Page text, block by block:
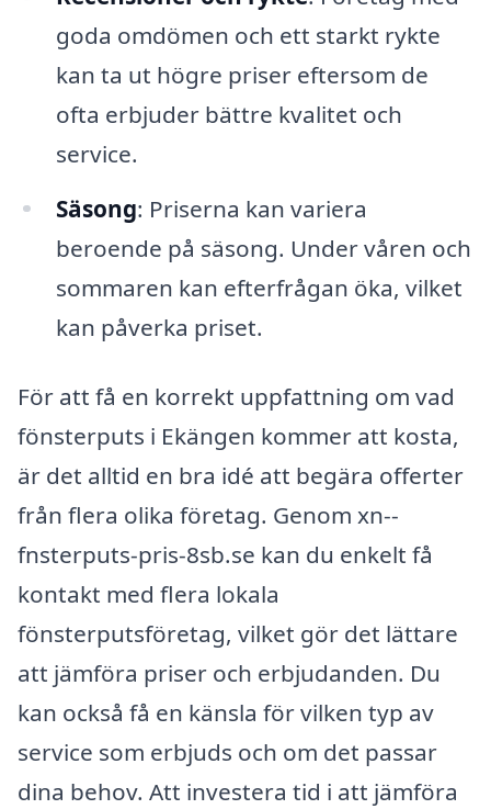
goda omdömen och ett starkt rykte
kan ta ut högre priser eftersom de
ofta erbjuder bättre kvalitet och
service.
Säsong: Priserna kan variera
beroende på säsong. Under våren och
sommaren kan efterfrågan öka, vilket
kan påverka priset.
För att få en korrekt uppfattning om vad
fönsterputs i Ekängen kommer att kosta,
är det alltid en bra idé att begära offerter
från flera olika företag. Genom xn--
fnsterputs-pris-8sb.se kan du enkelt få
kontakt med flera lokala
fönsterputsföretag, vilket gör det lättare
att jämföra priser och erbjudanden. Du
kan också få en känsla för vilken typ av
service som erbjuds och om det passar
dina behov. Att investera tid i att jämföra